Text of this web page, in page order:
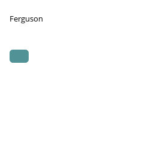
Ferguson